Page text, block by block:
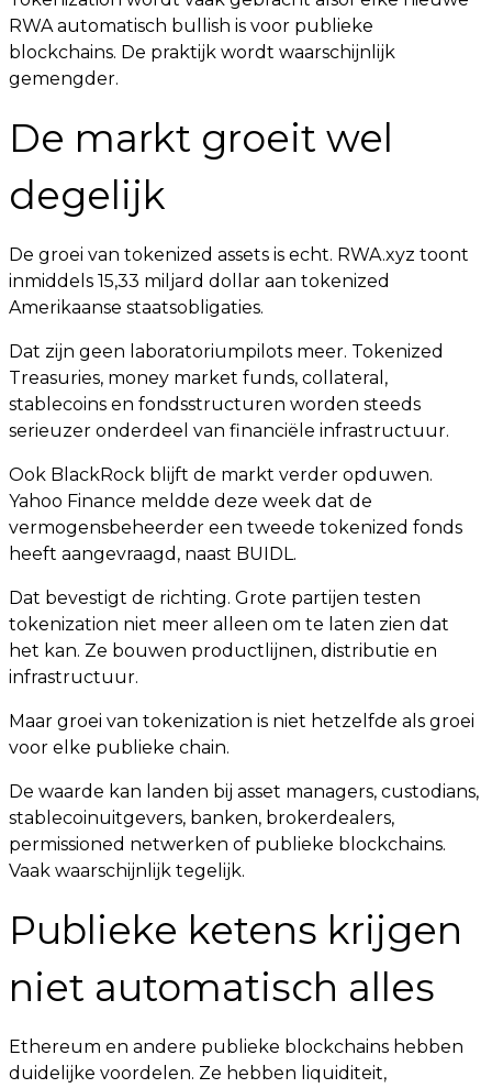
RWA automatisch bullish is voor publieke
blockchains. De praktijk wordt waarschijnlijk
gemengder.
De markt groeit wel
degelijk
De groei van tokenized assets is echt. RWA.xyz toont
inmiddels 15,33 miljard dollar aan tokenized
Amerikaanse staatsobligaties.
Dat zijn geen laboratoriumpilots meer. Tokenized
Treasuries, money market funds, collateral,
stablecoins en fondsstructuren worden steeds
serieuzer onderdeel van financiële infrastructuur.
Ook BlackRock blijft de markt verder opduwen.
Yahoo Finance meldde deze week dat de
vermogensbeheerder een tweede tokenized fonds
heeft aangevraagd, naast BUIDL.
Dat bevestigt de richting. Grote partijen testen
tokenization niet meer alleen om te laten zien dat
het kan. Ze bouwen productlijnen, distributie en
infrastructuur.
Maar groei van tokenization is niet hetzelfde als groei
voor elke publieke chain.
De waarde kan landen bij asset managers, custodians,
stablecoinuitgevers, banken, brokerdealers,
permissioned netwerken of publieke blockchains.
Vaak waarschijnlijk tegelijk.
Publieke ketens krijgen
niet automatisch alles
Ethereum en andere publieke blockchains hebben
duidelijke voordelen. Ze hebben liquiditeit,